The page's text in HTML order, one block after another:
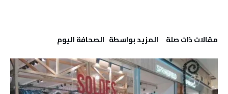
‫مقالات ذات صلة‬ ‫‫المزيد بواسطة‬ ‬ ‭ ‬الصحافة‭ ‬اليوم